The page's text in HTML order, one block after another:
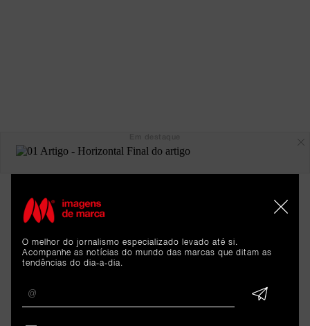
ARTIGOS
O melhor do jornalismo especializado levado até si.
Acompanhe as notícias do mundo das marcas que ditam as
tendências do dia-a-dia.